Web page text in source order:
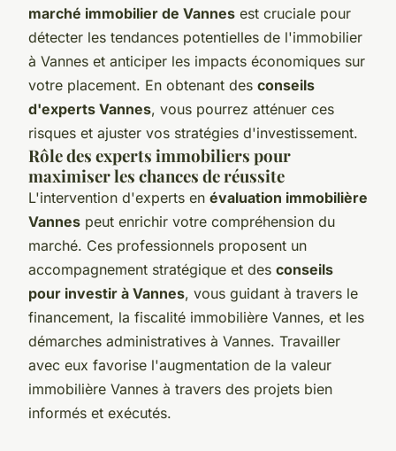
marché immobilier de Vannes est cruciale pour
détecter les tendances potentielles de l'immobilier
à Vannes et anticiper les impacts économiques sur
votre placement. En obtenant des conseils
d'experts Vannes, vous pourrez atténuer ces
risques et ajuster vos stratégies d'investissement.
Rôle des experts immobiliers pour
maximiser les chances de réussite
L'intervention d'experts en évaluation immobilière
Vannes peut enrichir votre compréhension du
marché. Ces professionnels proposent un
accompagnement stratégique et des conseils
pour investir à Vannes, vous guidant à travers le
financement, la fiscalité immobilière Vannes, et les
démarches administratives à Vannes. Travailler
avec eux favorise l'augmentation de la valeur
immobilière Vannes à travers des projets bien
informés et exécutés.